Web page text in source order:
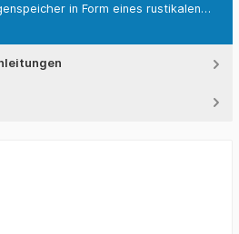
in Form eines rustikalen…